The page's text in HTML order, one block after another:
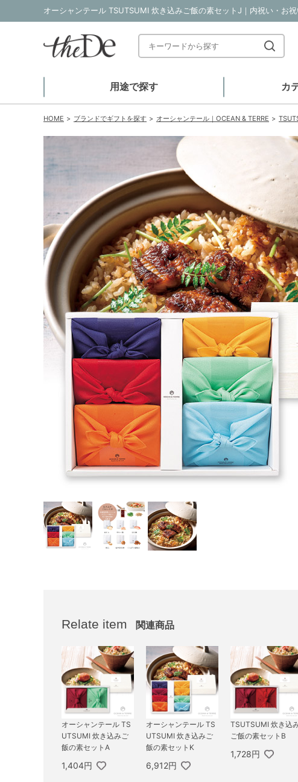
オーシャンテール TSUTSUMI 炊き込みご飯の素セットJ｜内祝い・お
用途で探す カ
HOME ブランドでギフトを探す オーシャンテール｜OCEAN & TERRE
Relate item 関連商品
オーシャンテール TS
UTSUMI 炊き込みご
飯の素セットA
1,404円
オーシャンテール TS
UTSUMI 炊き込みご
飯の素セットK
6,912円
TSUTSUMI 炊き込
ご飯の素セットB
1,728円